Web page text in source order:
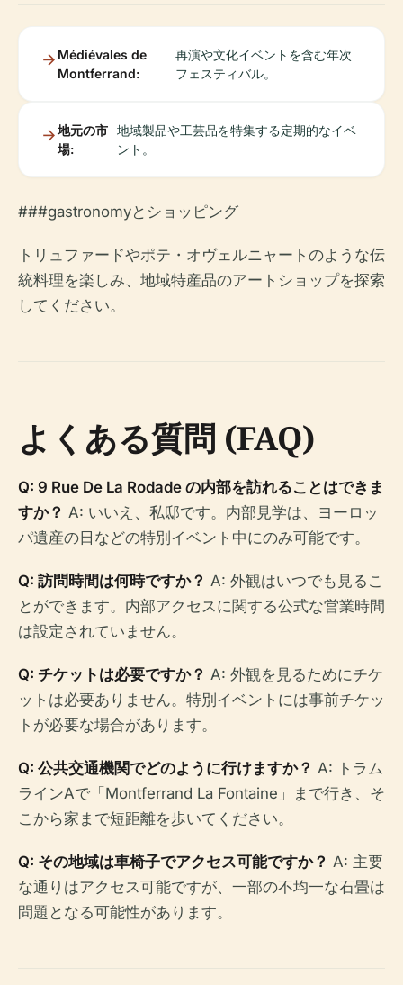
Médiévales de
Montferrand:
再演や文化イベントを含む年次
フェスティバル。
地元の市
場:
地域製品や工芸品を特集する定期的なイベ
ント。
###gastronomyとショッピング
トリュファードやポテ・オヴェルニャートのような伝
統料理を楽しみ、地域特産品のアートショップを探索
してください。
よくある質問 (FAQ)
Q: 9 Rue De La Rodade の内部を訪れることはできま
すか？ A: いいえ、私邸です。内部見学は、ヨーロッ
パ遺産の日などの特別イベント中にのみ可能です。
Q: 訪問時間は何時ですか？ A: 外観はいつでも見るこ
とができます。内部アクセスに関する公式な営業時間
は設定されていません。
Q: チケットは必要ですか？ A: 外観を見るためにチケ
ットは必要ありません。特別イベントには事前チケッ
トが必要な場合があります。
Q: 公共交通機関でどのように行けますか？ A: トラム
ラインAで「Montferrand La Fontaine」まで行き、そ
こから家まで短距離を歩いてください。
Q: その地域は車椅子でアクセス可能ですか？ A: 主要
な通りはアクセス可能ですが、一部の不均一な石畳は
問題となる可能性があります。